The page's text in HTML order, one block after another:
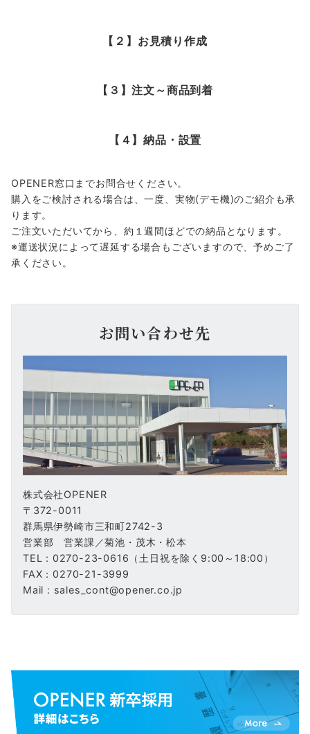
【２】お見積り作成
【３】注文～商品到着
【４】納品・設置
OPENER窓口までお問合せください。
購入をご検討される場合は、一度、実物(デモ機)のご紹介も承
ります。
ご注文いただいてから、約１週間ほどでの納品となります。
※運送状況によって遅延する場合もございますので、予めご了
承ください。
お問い合わせ先
株式会社OPENER
〒372-0011
群馬県伊勢崎市三和町2742-3
営業部 営業課／菊池・茂木・松本
TEL : 0270-23-0616（土日祝を除く9:00～18:00）
FAX：0270-21-3999
Mail : sales_cont@opener.co.jp